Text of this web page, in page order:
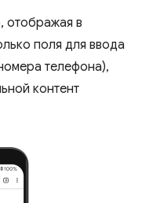
отображая в
поля для ввода
телефона),
контент